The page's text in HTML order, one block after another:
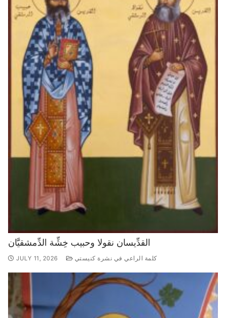
القدِّيسان نقولا وحبيب خِشِّة الدِّمشقيَّان
JULY 11, 2026 كلمة الراعي في نشرة كنيستي